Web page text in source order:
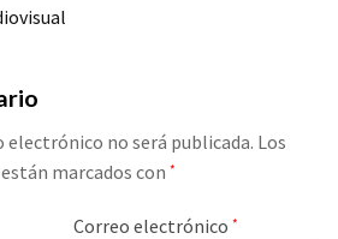
electrónico no será publicada. Los
marcados con*
Correo electrónico*